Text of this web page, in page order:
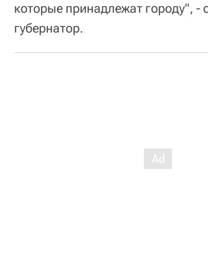
которые принадлежат городу", -
губернатор.